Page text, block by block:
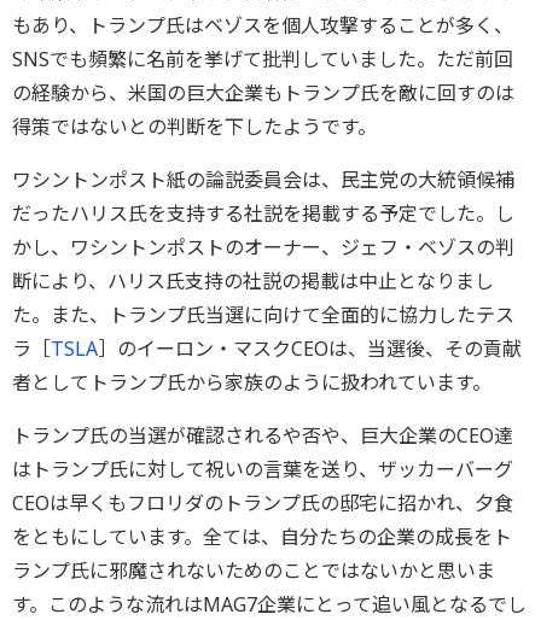
もあり、トランプ氏はベゾスを個人攻撃することが多く、
SNSでも頻繁に名前を挙げて批判していました。ただ前回
の経験から、米国の巨大企業もトランプ氏を敵に回すのは
得策ではないとの判断を下したようです。
ワシントンポスト紙の論説委員会は、民主党の大統領候補
だったハリス氏を支持する社説を掲載する予定でした。し
かし、ワシントンポストのオーナー、ジェフ・ベゾスの判
断により、ハリス氏支持の社説の掲載は中止となりまし
た。また、トランプ氏当選に向けて全面的に協力したテス
ラ［TSLA］のイーロン・マスクCEOは、当選後、その貢献
者としてトランプ氏から家族のように扱われています。
トランプ氏の当選が確認されるや否や、巨大企業のCEO達
はトランプ氏に対して祝いの言葉を送り、ザッカーバーグ
CEOは早くもフロリダのトランプ氏の邸宅に招かれ、夕食
をともにしています。全ては、自分たちの企業の成長をト
ランプ氏に邪魔されないためのことではないかと思いま
す。このような流れはMAG7企業にとって追い風となるでし